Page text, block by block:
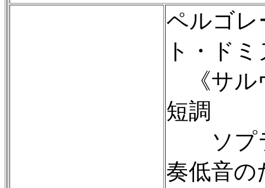
ペルゴレ
ト・ド
《サル
短調
ソプラ
奏低音の